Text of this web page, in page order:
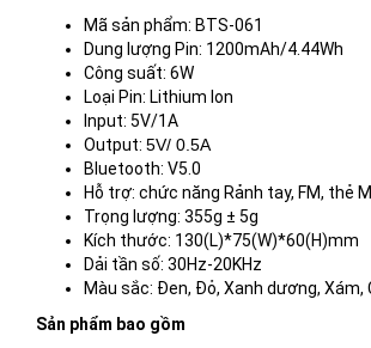
Mã sản phẩm: BTS-061
Dung lượng Pin: 1200mAh/4.44Wh
Công suất: 6W
Loại Pin: Lithium Ion
Input: 5V/1A
Output: 5V/ 0.5A
Bluetooth: V5.0
Hỗ trợ: chức năng Rảnh tay, FM, thẻ
Trọng lượng: 355g ± 5g
Kích thước: 130(L)*75(W)*60(H)mm
Dải tần số: 30Hz-20KHz
Màu sắc: Đen, Đỏ, Xanh dương, Xám,
Sản phẩm bao gồm